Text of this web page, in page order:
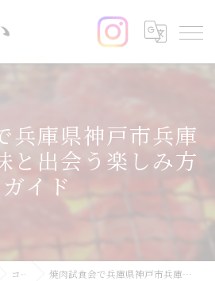
兵庫県神戸市兵庫
と出会う楽しみ方
ガイド
コラム 焼肉試食会で兵庫県神戸市兵庫区の新しい味と出会う楽しみ方ガイド